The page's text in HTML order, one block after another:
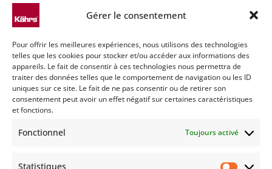
Gérer le consentement
Pour offrir les meilleures expériences, nous utilisons des technologies
telles que les cookies pour stocker et/ou accéder aux informations des
appareils. Le fait de consentir à ces technologies nous permettra de
traiter des données telles que le comportement de navigation ou les ID
uniques sur ce site. Le fait de ne pas consentir ou de retirer son
consentement peut avoir un effet négatif sur certaines caractéristiques
et fonctions.
Fonctionnel Toujours activé
Statistiques
MENTIONS LÉGALES
Politique de cookies (UE)
Déclaration de confidentialité (UE)
Imprint
Avertissement
Entretien